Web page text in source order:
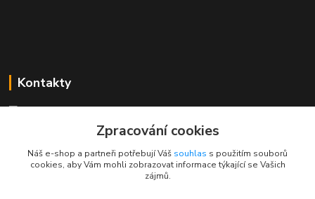
Kontakty
+420 725 613 837
info@rajklubicek.cz
Zpracování cookies
Náš e-shop a partneři potřebují Váš souhlas s použitím souborů
cookies, aby Vám mohli zobrazovat informace týkající se Vašich
zájmů.